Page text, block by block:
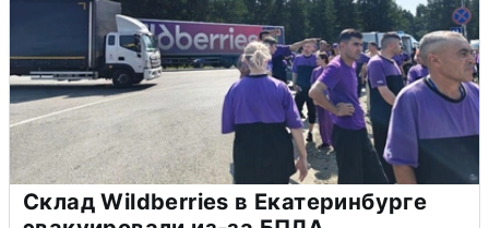
Склад Wildberries в Екатеринбурге